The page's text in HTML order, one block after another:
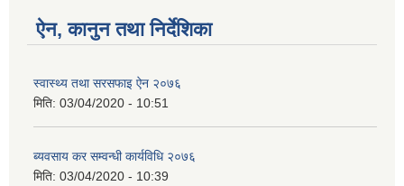
ऐन, कानुन तथा निर्देशिका
स्वास्थ्य तथा सरसफाइ ऐन २०७६
मिति: 03/04/2020 - 10:51
ब्यवसाय कर सम्वन्धी कार्यविधि २०७६
मिति: 03/04/2020 - 10:39